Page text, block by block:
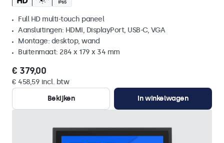
Full HD multi-touch paneel
Aansluitingen: HDMI, DisplayPort, USB-C, VGA
Montage: desktop, wand
Buitenmaat: 284 x 179 x 34 mm
€ 379,00
€ 458,59 incl. btw
Bekijken
In winkelwagen